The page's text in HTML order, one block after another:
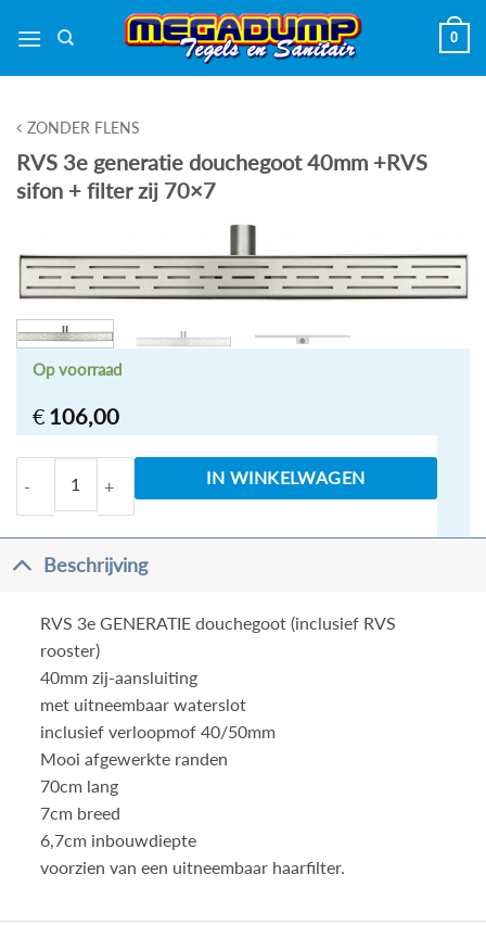
naar
0
ZONDER FLENS
RVS 3e generatie douchegoot 40mm +RVS
sifon + filter zij 70×7
€ 106,00
Op voorraad
RVS 3e generatie douchegoot 40mm +RVS sifon +
IN WINKELWAGEN
Beschrijving
RVS 3e GENERATIE douchegoot (inclusief RVS
rooster)
40mm zij-aansluiting
met uitneembaar waterslot
inclusief verloopmof 40/50mm
Mooi afgewerkte randen
70cm lang
7cm breed
6,7cm inbouwdiepte
voorzien van een uitneembaar haarfilter.